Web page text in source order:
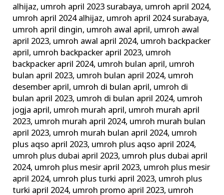
alhijaz, umroh april 2023 surabaya, umroh april 2024,
umroh april 2024 alhijaz, umroh april 2024 surabaya,
umroh april dingin, umroh awal april, umroh awal
april 2023, umroh awal april 2024, umroh backpacker
april, umroh backpacker april 2023, umroh
backpacker april 2024, umroh bulan april, umroh
bulan april 2023, umroh bulan april 2024, umroh
desember april, umroh di bulan april, umroh di
bulan april 2023, umroh di bulan april 2024, umroh
jogja april, umroh murah april, umroh murah april
2023, umroh murah april 2024, umroh murah bulan
april 2023, umroh murah bulan april 2024, umroh
plus aqso april 2023, umroh plus aqso april 2024,
umroh plus dubai april 2023, umroh plus dubai april
2024, umroh plus mesir april 2023, umroh plus mesir
april 2024, umroh plus turki april 2023, umroh plus
turki april 2024, umroh promo april 2023, umroh